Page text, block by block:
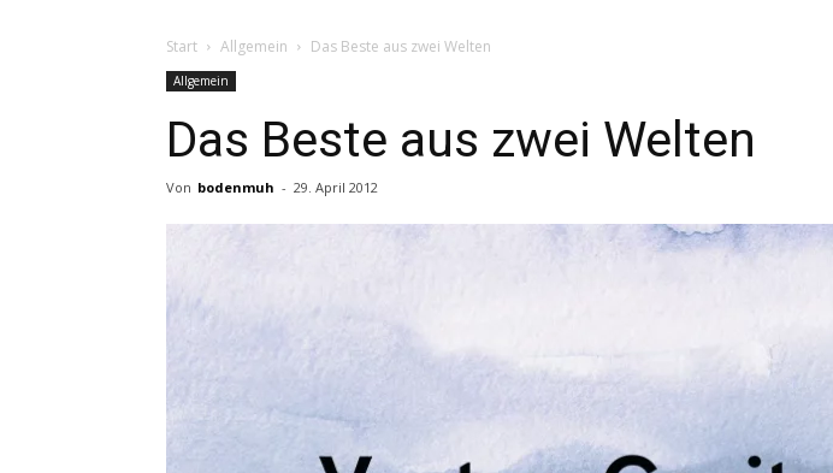
Start Allgemein Das Beste aus zwei Welten
Allgemein
Das Beste aus zwei Welten
Von bodenmuh - 29. April 2012